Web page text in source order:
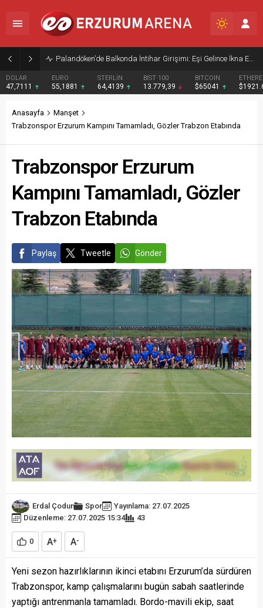
Palandöken’de Balkonda İntihar Girişimi: Eşi Gelince İkna Edildi
DOLAR
47,7111
EURO
55,1881
STERLİN
64,4139
BIST 100
13.779,39
BITCOIN
$65041
Anasayfa
Manşet
Trabzonspor Erzurum Kampını Tamamladı, Gözler Trabzon Etabında
Trabzonspor Erzurum
Kampını Tamamladı, Gözler
Trabzon Etabında
Paylaş Tweetle Gönder
Erdal Çodur Spor
Yayınlama: 27.07.2025
Düzenleme: 27.07.2025 15:34
43
0 A+ A-
Yeni sezon hazırlıklarının ikinci etabını Erzurum’da sürdüren
Trabzonspor, kamp çalışmalarını bugün sabah saatlerinde
yaptığı antrenmanla tamamladı. Bordo-mavili ekip, saat